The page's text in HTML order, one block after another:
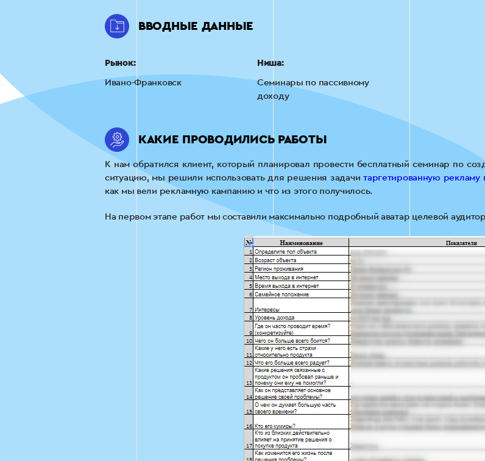
ВВОДНЫЕ ДАННЫЕ
Рынок:
Ивано-Франковск
Ниша:
Семинары по пассивному
доходу
КАКИЕ ПРОВОДИЛИСЬ РАБОТЫ
К нам обратился клиент, который планировал провести бесплатный семинар по
ситуацию, мы решили использовать для решения задачитаргетированную рекламу
как мы вели рекламную кампанию и что из этого получилось.
На первом этапе работ мы составили максимально подробный аватар целевой